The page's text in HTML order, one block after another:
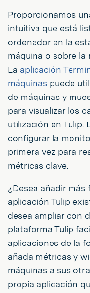
Proporcionamos
intuitiva que está
ordenador en la
máquina o sobre la
La aplicación
máquinas puede
de máquinas y
para visualizar los
utilización en Tulip.
configurar la
primera vez para
métricas clave.
¿Desea añadir más
aplicación Tulip
desea ampliar con
plataforma Tulip
aplicaciones de la
añada métricas y
máquinas a sus
propia aplicación